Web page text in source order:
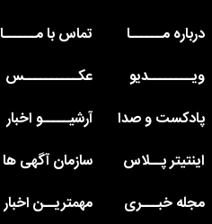
درباره مــــــا
تماس با مــــــا
ویــــــــدیو
عکــــــــــس
پادکست و صدا
آرشیـــــو اخبار
اینتیتر پــلاس
سازمان آگهی ها
مجله خبـــری
مهمتریــن اخبار